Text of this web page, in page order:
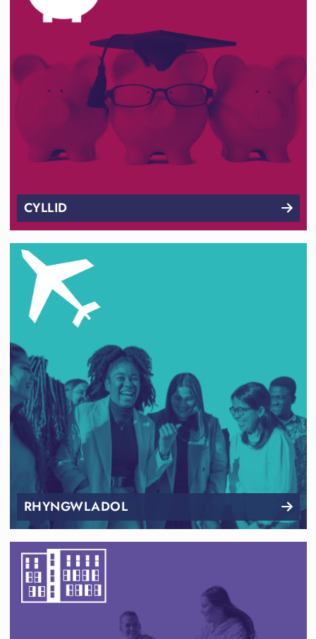
CYLLID
RHYNGWLADOL